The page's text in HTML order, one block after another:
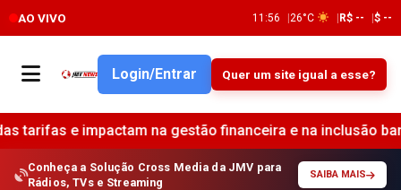
AO VIVO 11:56 26°C R$ -- $ --
Login/Entrar Quer um site igual a esse?
na gestão financeira e na inclusão bancária •
Conheça a Solução Cross Media da JMV para
Rádios, TVs e Streaming
SAIBA MAIS